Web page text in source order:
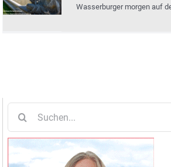
Wasserburger morgen auf
nach: